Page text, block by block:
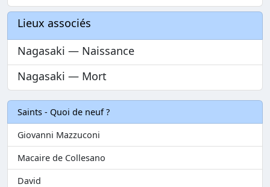
Lieux associés
Nagasaki — Naissance
Nagasaki — Mort
Saints - Quoi de neuf ?
Giovanni Mazzuconi
Macaire de Collesano
David